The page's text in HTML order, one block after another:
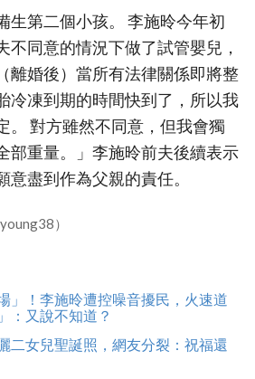
生第二個小孩。 李施昤今年初
不同意的情況下做了試管嬰兒，
離婚後）當所有法律關係即將整
冷凍到期的時間快到了，所以我
。 對方雖然不同意，但我會獨
部重量。」李施昤前夫後續表示
意盡到作為父親的責任。
）
」！李施昤遭控噪音擾民，火速道
：又說不知道？
二女兒聖誕照，網友分裂：祝福還